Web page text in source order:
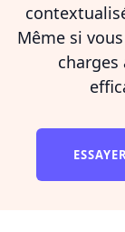
Même si
charges